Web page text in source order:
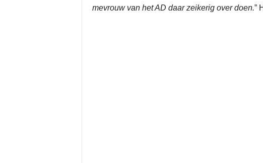
mevrouw van het AD daar zeikerig over doen.”